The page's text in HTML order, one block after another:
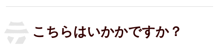
こちらはいかかですか？